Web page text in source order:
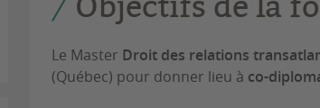
Le Master Droit des relations
(Québec) pour donner lieu à co-